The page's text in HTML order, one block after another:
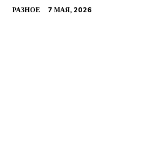
РАЗНОЕ 7 МАЯ, 2026